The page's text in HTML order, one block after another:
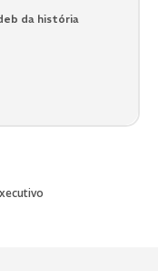
da história